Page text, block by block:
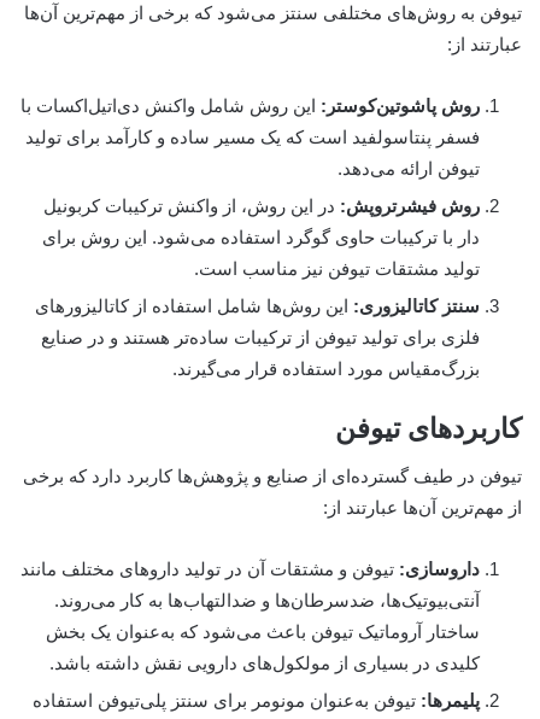
تیوفن به روش‌های مختلفی سنتز می‌شود که برخی از مهم‌ترین آن‌ها
عبارتند از:
روش پاشوتین‌کوستر: این روش شامل واکنش دی‌اتیل‌اکسات با
فسفر پنتاسولفید است که یک مسیر ساده و کارآمد برای تولید
تیوفن ارائه می‌دهد.
روش فیشر‌تروپش: در این روش، از واکنش ترکیبات کربونیل
دار با ترکیبات حاوی گوگرد استفاده می‌شود. این روش برای
تولید مشتقات تیوفن نیز مناسب است.
سنتز کاتالیزوری: این روش‌ها شامل استفاده از کاتالیزورهای
فلزی برای تولید تیوفن از ترکیبات ساده‌تر هستند و در صنایع
بزرگ‌مقیاس مورد استفاده قرار می‌گیرند.
کاربردهای تیوفن
تیوفن در طیف گسترده‌ای از صنایع و پژوهش‌ها کاربرد دارد که برخی
از مهم‌ترین آن‌ها عبارتند از:
داروسازی: تیوفن و مشتقات آن در تولید داروهای مختلف مانند
آنتی‌بیوتیک‌ها، ضدسرطان‌ها و ضدالتهاب‌ها به کار می‌روند.
ساختار آروماتیک تیوفن باعث می‌شود که به‌عنوان یک بخش
کلیدی در بسیاری از مولکول‌های دارویی نقش داشته باشد.
پلیمرها: تیوفن به‌عنوان مونومر برای سنتز پلی‌تیوفن استفاده